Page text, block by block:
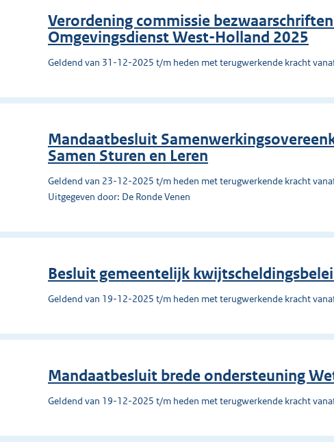
Verordening commissie
Omgevingsdienst West-Holland 2025
Geldend van 31-12-2025 t/m heden met terugwerkende kracht
Mandaatbesluit
Samen Sturen en Leren
Geldend van 23-12-2025 t/m heden met terugwerkende kracht
Uitgegeven door: De Ronde Venen
Besluit gemeentelijk
Geldend van 19-12-2025 t/m heden met terugwerkende kracht
Mandaatbesluit brede ondersteuning
Geldend van 19-12-2025 t/m heden met terugwerkende kracht